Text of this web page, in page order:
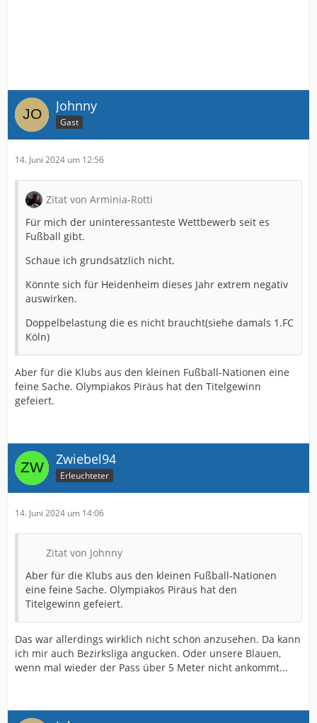
Johnny
Gast
14. Juni 2024 um 12:56
Zitat von Arminia-Rotti
Für mich der uninteressanteste Wettbewerb seit es
Fußball gibt.
Schaue ich grundsätzlich nicht.
Könnte sich für Heidenheim dieses Jahr extrem negativ
auswirken.
Doppelbelastung die es nicht braucht(siehe damals 1.FC
Köln)
Aber für die Klubs aus den kleinen Fußball-Nationen eine
feine Sache. Olympiakos Piräus hat den Titelgewinn
gefeiert.
Zwiebel94
Erleuchteter
14. Juni 2024 um 14:06
Zitat von Johnny
Aber für die Klubs aus den kleinen Fußball-Nationen
eine feine Sache. Olympiakos Piräus hat den
Titelgewinn gefeiert.
Das war allerdings wirklich nicht schön anzusehen. Da kann
ich mir auch Bezirksliga angucken. Oder unsere Blauen,
wenn mal wieder der Pass über 5 Meter nicht ankommt...